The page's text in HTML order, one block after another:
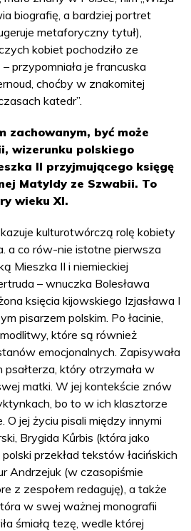
biografię, a bardziej portret
metaforyczny tytuł),
kobiet pochodziło ze
przypomniała je francuska
choćby w znakomitej
katedr”.
zachowanym, być może
wizerunku polskiego
II przyjmującego księgę
Matyldy ze Szwabii. To
wieku XI.
kulturotwórczą rolę kobiety
a co rów-nie istotne pierwsza
Mieszka II i niemieckiej
– wnuczka Bolesława
księcia kijowskiego Izjasława I
pisarzem polskim. Po łacinie,
które są również
emocjonalnych. Zapisywała
który otrzymała w
matki. W jej kontekście znów
bo to w ich klasztorze
O jej życiu pisali między innymi
Brygida Kűrbis (która jako
przekład tekstów łacińskich
Andrzejuk (w czasopiśmie
z zespołem redaguję), a także
w swej ważnej monografii
śmiałą tezę, wedle której